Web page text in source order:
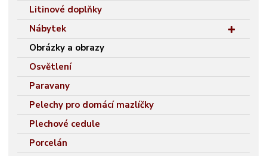
Litinové doplňky
Nábytek
Obrázky a obrazy
Osvětlení
Paravany
Pelechy pro domácí mazlíčky
Plechové cedule
Porcelán